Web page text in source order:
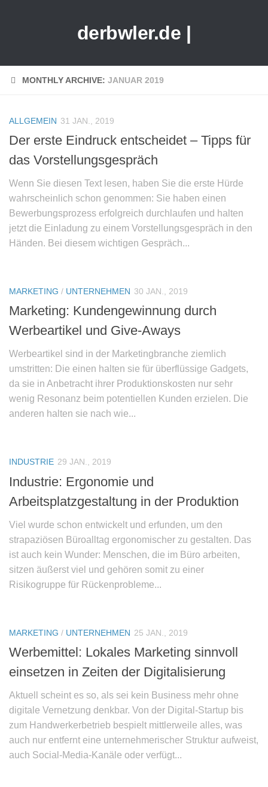
derbwler.de |
MONTHLY ARCHIVE: JANUAR 2019
ALLGEMEIN 31 JAN., 2019
Der erste Eindruck entscheidet – Tipps für
das Vorstellungsgespräch
Wenn Sie diesen Text lesen, haben Sie die erste Hürde
wahrscheinlich schon genommen: Sie haben einen
Bewerbungsprozess erfolgreich durchlaufen und halten
jetzt die Einladung zu einem Vorstellungsgespräch in den
Händen. Bei diesem wichtigen Gespräch...
MARKETING / UNTERNEHMEN 30 JAN., 2019
Marketing: Kundengewinnung durch
Werbeartikel und Give-Aways
Werbeartikel sind in der Marketingbranche ziemlich
umstritten: Die einen halten sie für überflüssige Gadgets,
da sie in Anbetracht ihrer Produktionskosten nur sehr
wenig Resonanz beim potentiellen Kunden erzielen. Die
anderen halten sie nach wie...
INDUSTRIE 29 JAN., 2019
Industrie: Ergonomie und
Arbeitsplatzgestaltung in der Produktion
Viel wurde schon entwickelt und erfunden, um den
strapaziösen Büroalltag ergonomischer zu gestalten. Das
ist auch kein Wunder: Menschen, die im Büro arbeiten,
sitzen äußerst viel und gehören somit zu einer
Risikogruppe für Rückenprobleme...
MARKETING / UNTERNEHMEN 25 JAN., 2019
Werbemittel: Lokales Marketing sinnvoll
einsetzen in Zeiten der Digitalisierung
Aktuell scheint es so, als sei kein Business mehr ohne
digitale Vernetzung denkbar. Von der Digital-Startup bis
zum Handwerkerbetrieb bespielt mittlerweile alles, was
auch nur entfernt eine unternehmerischer Struktur aufweist,
auch Social-Media-Kanäle oder verfügt...